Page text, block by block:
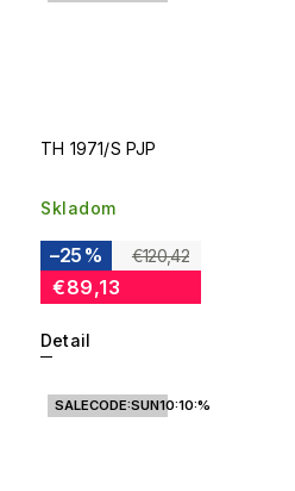
TH 1971/S PJP
Skladom
€120,42
–25 %
€89,13
Detail
SALECODE:SUN10:10:%